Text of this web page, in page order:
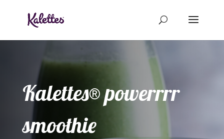
Kalettes® powerrrr
smoothie